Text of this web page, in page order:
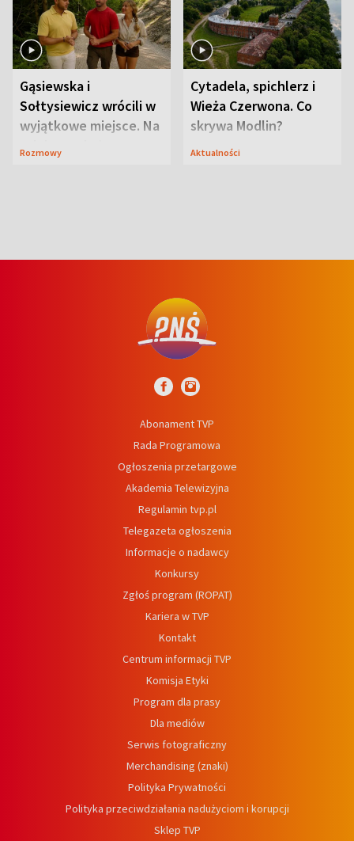
Gąsiewska i
Sołtysiewicz wrócili w
wyjątkowe miejsce. Na
szlaku czekał
Rozmowy
Cytadela, spichlerz i
Wieża Czerwona. Co
skrywa Modlin?
Aktualności
Abonament TVP
Rada Programowa
Ogłoszenia przetargowe
Akademia Telewizyjna
Regulamin tvp.pl
Telegazeta ogłoszenia
Informacje o nadawcy
Konkursy
Zgłoś program (ROPAT)
Kariera w TVP
Kontakt
Centrum informacji TVP
Komisja Etyki
Program dla prasy
Dla mediów
Serwis fotograficzny
Merchandising (znaki)
Polityka Prywatności
Polityka przeciwdziałania nadużyciom i korupcji
Sklep TVP